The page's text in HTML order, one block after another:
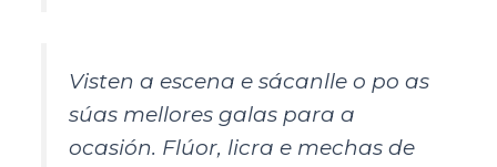
Visten a escena e sácanlle o po as
súas mellores galas para a
ocasión. Flúor, licra e mechas de